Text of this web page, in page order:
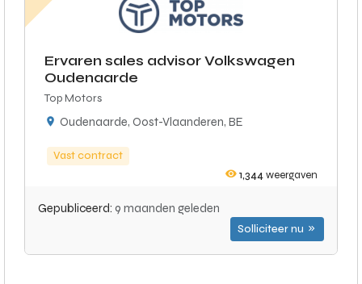
Ervaren sales advisor Volkswagen
Oudenaarde
Top Motors
Oudenaarde, Oost-Vlaanderen, BE
Vast contract
1,344weergaven
Gepubliceerd: 9 maanden geleden
Solliciteer nu